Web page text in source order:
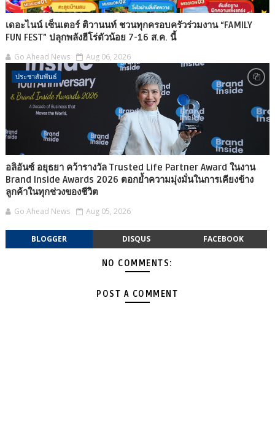
เดอะไนน์ เซ็นเตอร์ ติวานนท์ ชวนทุกครอบครัวร่วมงาน “FAMILY
FUN FEST” ปลุกพลังฮีโร่ตัวน้อย 7-16 ส.ค. นี้
Go Ahead News Aug 06, 2026
ประชาสัมพันธ์
อลิอันซ์ อยุธยา คว้ารางวัล Trusted Life Partner Award ในงาน
Brand Inside Awards 2026 ตอกย้ำความมุ่งมั่นในการเคียงข้าง
ลูกค้าในทุกช่วงของชีวิต
Go Ahead News Aug 05, 2026
BLOGGER DISQUS FACEBOOK
NO COMMENTS:
POST A COMMENT